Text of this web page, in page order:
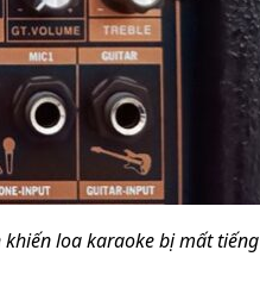
khiến loa karaoke bị mất tiếng